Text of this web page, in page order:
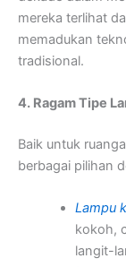
mereka terlihat
memadukan
tradisional.
4. Ragam Tipe
Baik untuk
berbagai pilihan
Lampu
kokoh,
langit-